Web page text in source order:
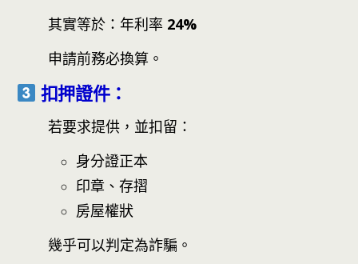
其實等於： 年利率 24%
申請前務必換算。
扣押證件：
若要求提供，並扣留：
身分證正本
印章、存摺
房屋權狀
幾乎可以判定為詐騙。